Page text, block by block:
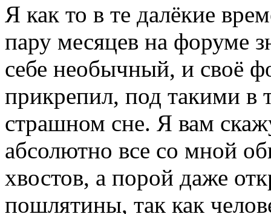
Я как то в те далёкие
пару месяцев на форуме
себе необычный, и своё
прикрепил, под такими в
страшном сне. Я вам
абсолютно все со мной
хвостов, а порой даже
пошлятины, так как